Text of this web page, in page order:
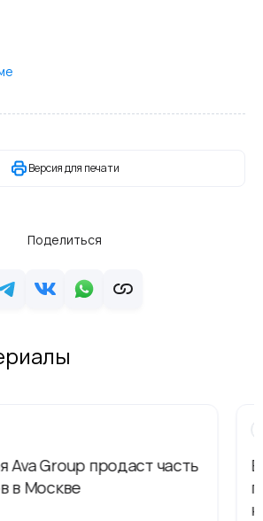
Версия для печати
Поделиться
Ava Group продаст часть
в Москве